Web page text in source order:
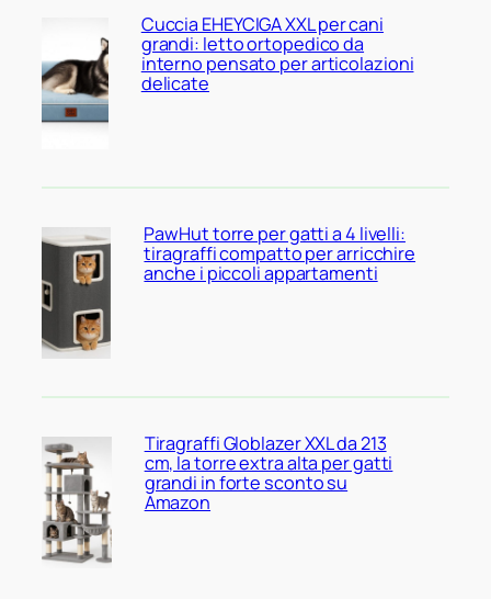
Cuccia EHEYCIGA XXL per cani
grandi: letto ortopedico da
interno pensato per articolazioni
delicate
PawHut torre per gatti a 4 livelli:
tiragraffi compatto per arricchire
anche i piccoli appartamenti
Tiragraffi Globlazer XXL da 213
cm, la torre extra alta per gatti
grandi in forte sconto su
Amazon